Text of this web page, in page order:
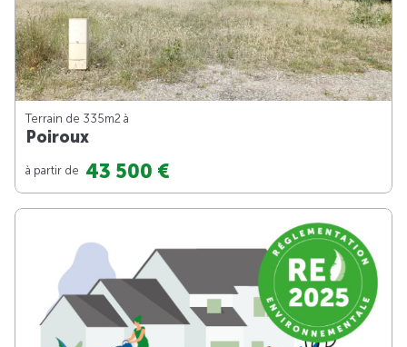
Terrain de 335m2 à
Poiroux
à partir de 43 500 €